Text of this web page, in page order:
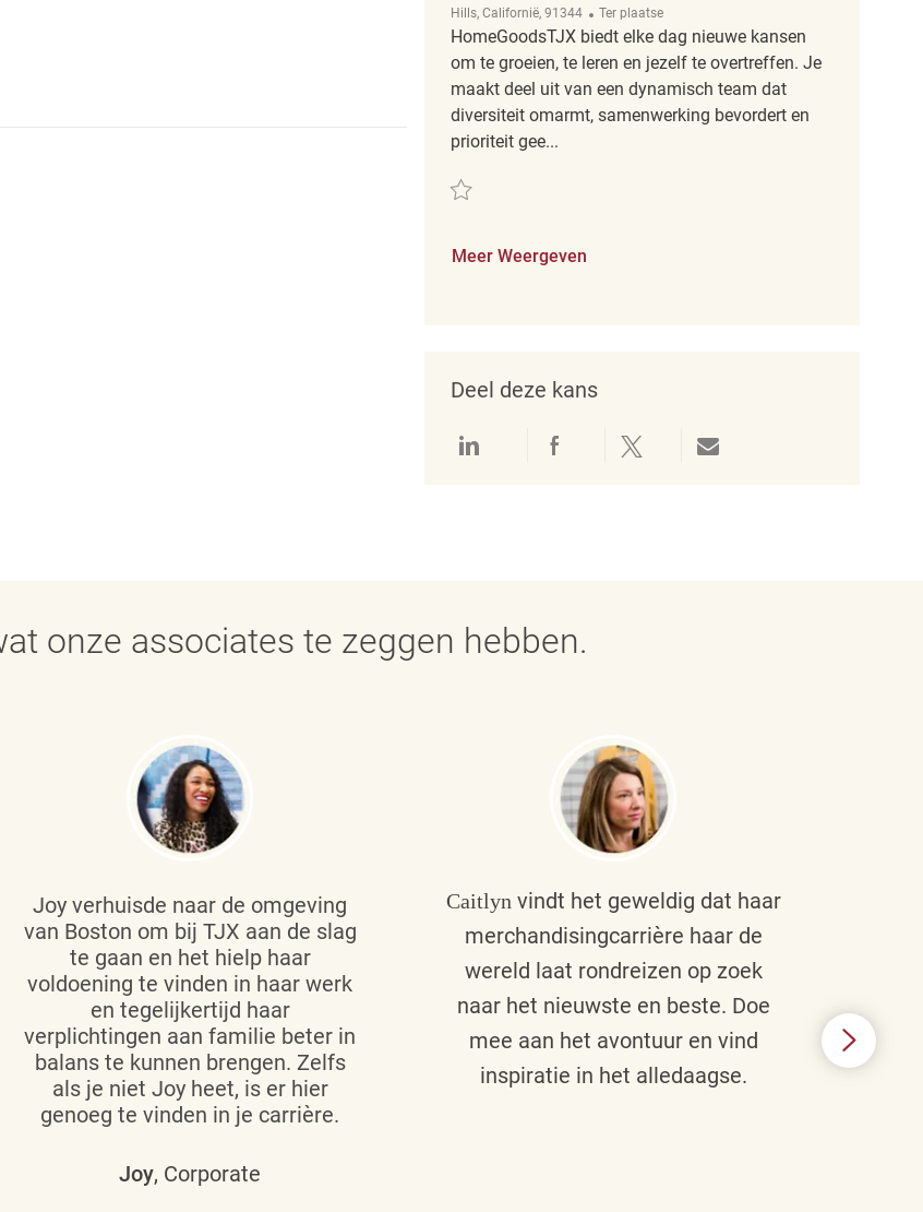
Hills, Californië, 91344
Afgelegen
Ter plaatse
HomeGoodsTJX biedt elke dag nieuwe kansen
om te groeien, te leren en jezelf te overtreffen. Je
maakt deel uit van een dynamisch team dat
diversiteit omarmt, samenwerking bevordert en
prioriteit gee...
Redden Merchandising Associate REQ69055
Meer Weergeven
Deel deze kans
Delen via LinkedInDelen via Facebook
Delen via twitterDelen via e-mail
onze associates te zeggen hebben.
Joy verhuisde naar de omgeving
van Boston om bij TJX aan de slag
te gaan en het hielp haar
voldoening te vinden in haar werk
en tegelijkertijd haar
verplichtingen aan familie beter in
balans te kunnen brengen. Zelfs
als je niet Joy heet, is er hier
genoeg te vinden in je carrière.
Joy, Corporate
Caitlyn vindt het geweldig dat haar
merchandisingcarrière haar de
wereld laat rondreizen op zoek
naar het nieuwste en beste. Doe
mee aan het avontuur en vind
inspiratie in het alledaagse.